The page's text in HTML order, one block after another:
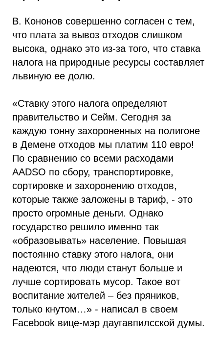
В. Кононов совершенно согласен с тем,
что плата за вывоз отходов слишком
высока, однако это из-за того, что ставка
налога на природные ресурсы составляет
львиную ее долю.
«Ставку этого налога определяют
правительство и Сейм. Сегодня за
каждую тонну захороненных на полигоне
в Демене отходов мы платим 110 евро!
По сравнению со всеми расходами
AADSO по сбору, транспортировке,
сортировке и захоронению отходов,
которые также заложены в тариф, - это
просто огромные деньги. Однако
государство решило именно так
«образовывать» население. Повышая
постоянно ставку этого налога, они
надеются, что люди станут больше и
лучше сортировать мусор. Такое вот
воспитание жителей – без пряников,
только кнутом…» - написал в своем
Facebook вице-мэр даугавпилсской думы.